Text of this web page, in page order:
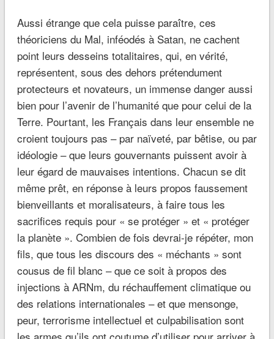
Aussi étrange que cela puisse paraître, ces
théoriciens du Mal, inféodés à Satan, ne cachent
point leurs desseins totalitaires, qui, en vérité,
représentent, sous des dehors prétendument
protecteurs et novateurs, un immense danger aussi
bien pour l’avenir de l’humanité que pour celui de la
Terre. Pourtant, les Français dans leur ensemble ne
croient toujours pas – par naïveté, par bêtise, ou par
idéologie – que leurs gouvernants puissent avoir à
leur égard de mauvaises intentions. Chacun se dit
même prêt, en réponse à leurs propos faussement
bienveillants et moralisateurs, à faire tous les
sacrifices requis pour « se protéger » et « protéger
la planète ». Combien de fois devrai-je répéter, mon
fils, que tous les discours des « méchants » sont
cousus de fil blanc – que ce soit à propos des
injections à ARNm, du réchauffement climatique ou
des relations internationales – et que mensonge,
peur, terrorisme intellectuel et culpabilisation sont